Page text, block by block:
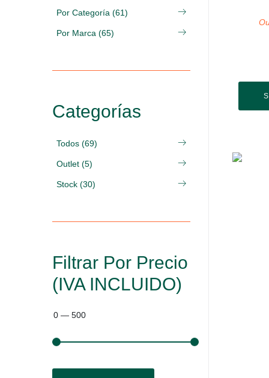
Por Categoría (61)
Por Marca (65)
Categorías
Todos (69)
Outlet (5)
Stock (30)
Filtrar Por Precio
(IVA INCLUIDO)
0 — 500